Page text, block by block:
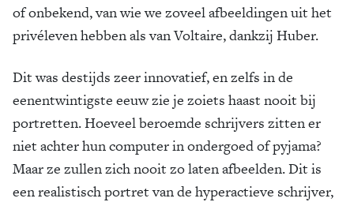
of onbekend, van wie we zoveel afbeeldingen uit het
privéleven hebben als van Voltaire, dankzij Huber.
Dit was destijds zeer innovatief, en zelfs in de
eenentwintigste eeuw zie je zoiets haast nooit bij
portretten. Hoeveel beroemde schrijvers zitten er
niet achter hun computer in ondergoed of pyjama?
Maar ze zullen zich nooit zo laten afbeelden. Dit is
een realistisch portret van de hyperactieve schrijver,